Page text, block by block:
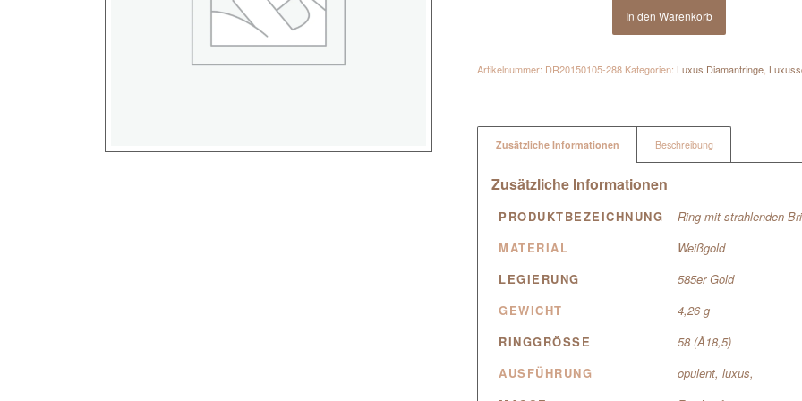
In den Warenkorb
Artikelnummer: DR20150105-288 Kategorien: Luxus Diamantringe,
Zusätzliche Informationen Beschreibung
Zusätzliche Informationen
PRODUKTBEZEICHNUNG
Ring mit strahlenden
MATERIAL
Weißgold
LEGIERUNG
585er Gold
GEWICHT
4,26 g
RINGGRÖSSE
58 (Ã18,5)
AUSFÜHRUNG
opulent, luxus,